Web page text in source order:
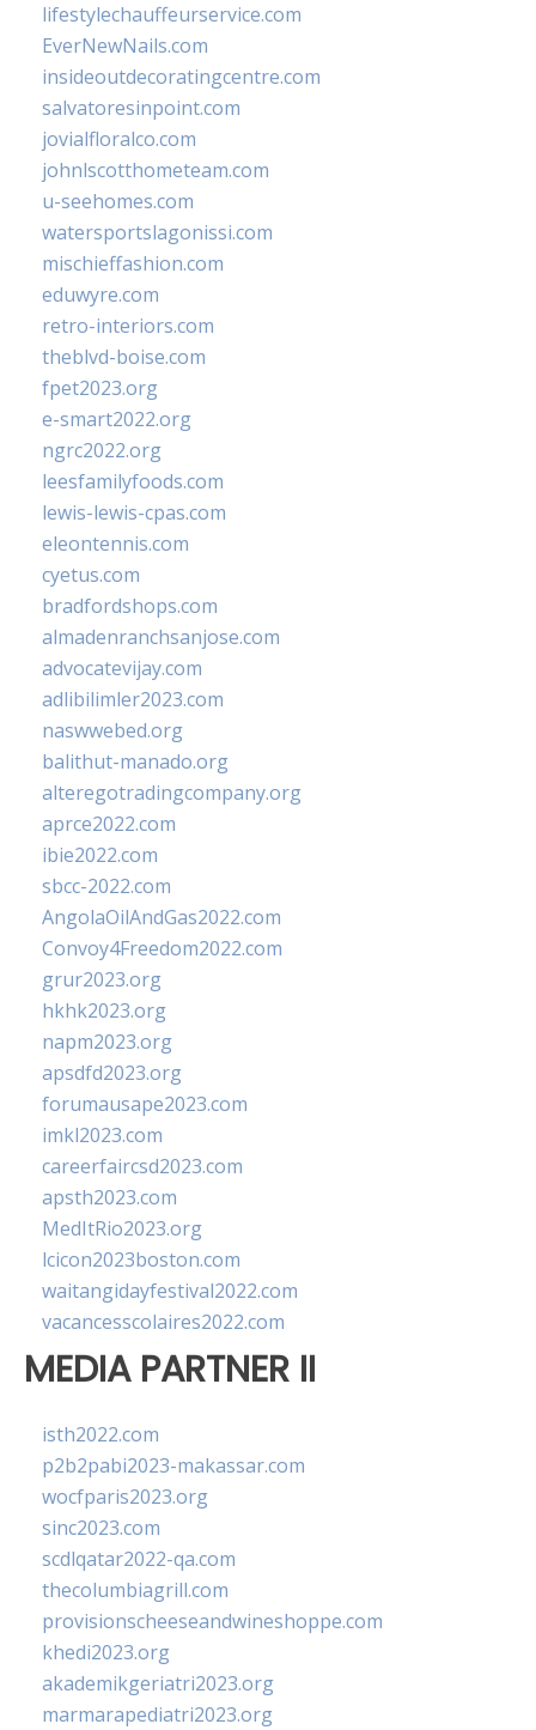
lifestylechauffeurservice.com
EverNewNails.com
insideoutdecoratingcentre.com
salvatoresinpoint.com
jovialfloralco.com
johnlscotthometeam.com
u-seehomes.com
watersportslagonissi.com
mischieffashion.com
eduwyre.com
retro-interiors.com
theblvd-boise.com
fpet2023.org
e-smart2022.org
ngrc2022.org
leesfamilyfoods.com
lewis-lewis-cpas.com
eleontennis.com
cyetus.com
bradfordshops.com
almadenranchsanjose.com
advocatevijay.com
adlibilimler2023.com
naswwebed.org
balithut-manado.org
alteregotradingcompany.org
aprce2022.com
ibie2022.com
sbcc-2022.com
AngolaOilAndGas2022.com
Convoy4Freedom2022.com
grur2023.org
hkhk2023.org
napm2023.org
apsdfd2023.org
forumausape2023.com
imkl2023.com
careerfaircsd2023.com
apsth2023.com
MedItRio2023.org
lcicon2023boston.com
waitangidayfestival2022.com
vacancesscolaires2022.com
MEDIA PARTNER II
isth2022.com
p2b2pabi2023-makassar.com
wocfparis2023.org
sinc2023.com
scdlqatar2022-qa.com
thecolumbiagrill.com
provisionscheeseandwineshoppe.com
khedi2023.org
akademikgeriatri2023.org
marmarapediatri2023.org